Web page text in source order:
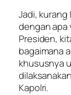
Jadi,
dengan apa
Presiden,
bagaimana
khususnya
Kapolri.